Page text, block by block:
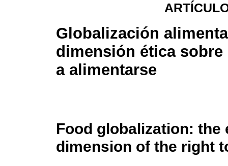
Globalización
dimensión ética sobre
a alimentarse
Food globalization: the
dimension of the right